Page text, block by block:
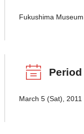
Fukushima Museum
Period
March 5 (Sat),